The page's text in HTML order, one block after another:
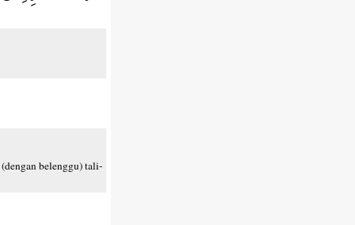
belenggu) tali-